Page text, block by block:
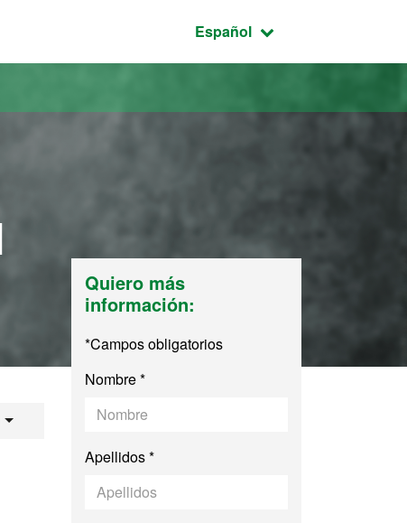
Idioma seleccionado:
Español
Innovación
Quiero más
información:
*Campos obligatorios
Nombre *
Apellidos *